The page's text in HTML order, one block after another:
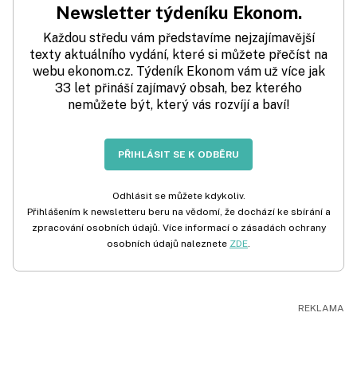
Newsletter týdeníku Ekonom.
Každou středu vám představíme nejzajímavější
texty aktuálního vydání, které si můžete přečíst na
webu ekonom.cz. Týdeník Ekonom vám už více jak
33 let přináší zajímavý obsah, bez kterého
nemůžete být, který vás rozvíjí a baví!
PŘIHLÁSIT SE K ODBĚRU
Odhlásit se můžete kdykoliv.
Přihlášením k newsletteru beru na vědomí, že dochází ke sbírání a
zpracování osobních údajů. Více informací o zásadách ochrany
osobních údajů naleznete ZDE.